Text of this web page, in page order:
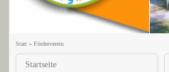
Start» Förderverein
Startseite